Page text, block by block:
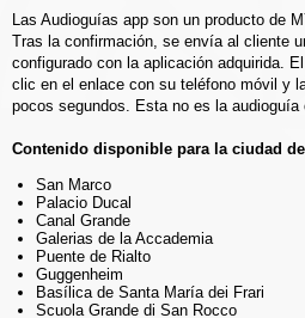
Las Audioguías app son un producto de
Tras la confirmación, se envía al cliente
configurado con la aplicación adquirida.
clic en el enlace con su teléfono móvil y
pocos segundos. Esta no es la audioguía
Contenido disponible para la ciudad
San Marco
Palacio Ducal
Canal Grande
Galerias de la Accademia
Puente de Rialto
Guggenheim
Basílica de Santa María dei Frari
Scuola Grande di San Rocco